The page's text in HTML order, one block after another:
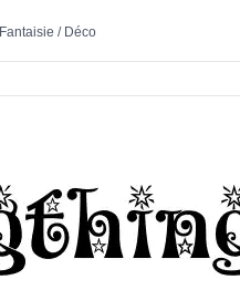
Fantaisie / Déco